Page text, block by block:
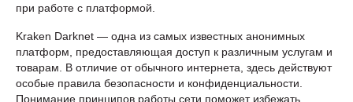
при работе с платформой.
Kraken Darknet — одна из самых известных анонимных
платформ, предоставляющая доступ к различным услугам и
товарам. В отличие от обычного интернета, здесь действуют
особые правила безопасности и конфиденциальности.
Понимание принципов работы сети поможет избежать